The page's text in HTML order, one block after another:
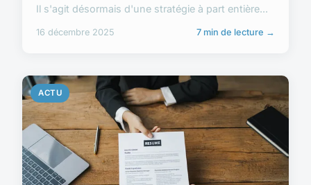
Il s'agit désormais d'une stratégie à part entière...
16 décembre 2025 7 min de lecture →
ACTU